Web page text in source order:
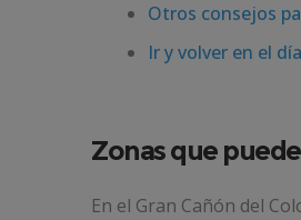
Otros consejos
Ir y volver en el
Zonas que
En el Gran Cañón del